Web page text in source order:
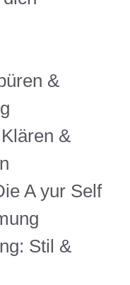
&
&
A yur Self
Stil &